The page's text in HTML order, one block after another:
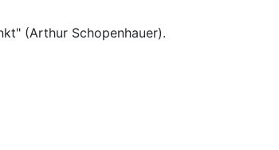
(Arthur Schopenhauer).